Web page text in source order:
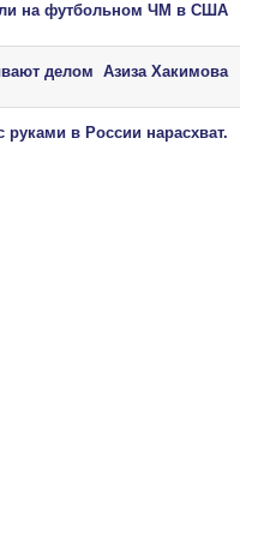
на футбольном ЧМ в США
делом Азиза Хакимова
руками в России нарасхват.